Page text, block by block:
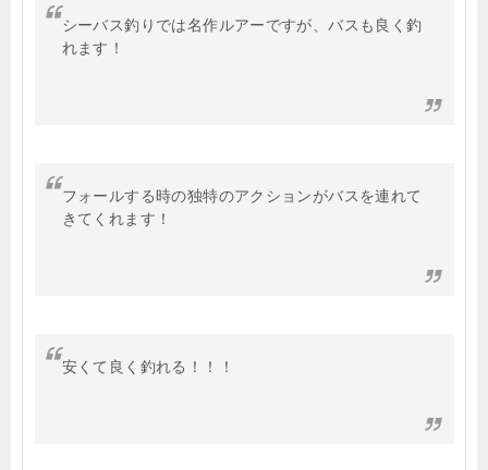
シーバス釣りでは名作ルアーですが、バスも良く釣
れます！
フォールする時の独特のアクションがバスを連れて
きてくれます！
安くて良く釣れる！！！